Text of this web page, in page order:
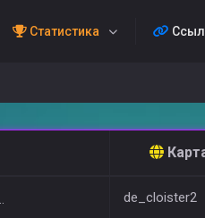
Статистика
de_cloister2